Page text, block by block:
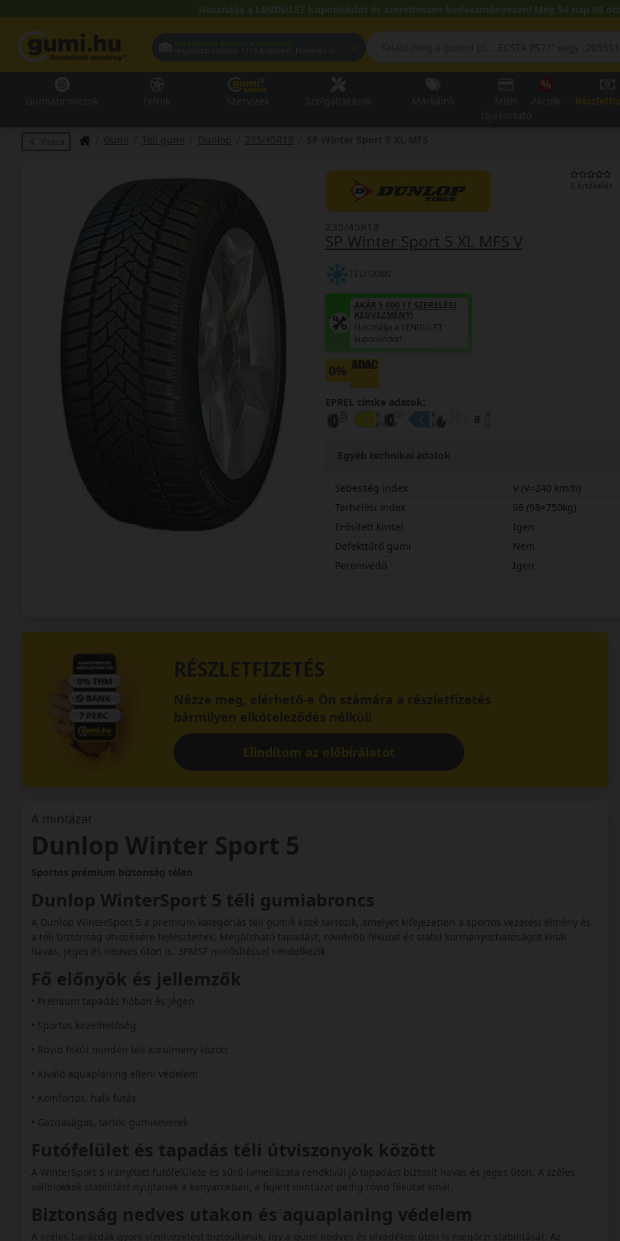
Használja a LENDÜLET kuponkódot és szereltessen kedvezményesen! Még 54 nap 06
Vissza Gumi Téli gumi Dunlop 235/45R18
0 értékelés
SP Winter Sport 5 XL MFS V
235/45R18
TÉLI GUMI
AKÁR 5.000 FT SZERELÉSI
KEDVEZMÉNY!
Használja a LENDÜLET
kuponkódot!
0%
EPREL cimke adatok:
Egyéb technikai adatok
Sebesség index
V (V=240 km/h)
Terhelési index
98 (98=750kg)
Erősített kivitel
Igen
Defekttűrő gumi
Nem
Peremvédő
Igen
RÉSZLETFIZETÉS
Nézze meg, elérhető-e Ön számára a részletfizetés
bármilyen elköteleződés nélkül!
Elindítom az előbírálatot
A mintázat
Dunlop Winter Sport 5
Sportos prémium biztonság télen
Dunlop WinterSport 5 téli gumiabroncs
A Dunlop WinterSport 5 a prémium kategóriás téli gumik közé tartozik, amelyet kifejezetten a sportos vezetési élmény és
a téli biztonság ötvözésére fejlesztettek. Megbízható tapadást, rövidebb fékutat és stabil kormányozhatóságot kínál
havas, jeges és nedves úton is. 3PMSF minősítéssel rendelkezik.
Fő előnyök és jellemzők
• Prémium tapadás hóban és jégen
• Sportos kezelhetőség
• Rövid fékút minden téli körülmény között
• Kiváló aquaplaning elleni védelem
• Komfortos, halk futás
• Gazdaságos, tartós gumikeverék
Futófelület és tapadás téli útviszonyok között
A WinterSport 5 irányított futófelülete és sűrű lamellázata rendkívül jó tapadást biztosít havas és jeges úton. A széles
vállblokkok stabilitást nyújtanak a kanyarokban, a fejlett mintázat pedig rövid fékutat kínál.
Biztonság nedves utakon és aquaplaning védelem
A széles barázdák gyors vízelvezetést biztosítanak, így a gumi nedves és olvadékos úton is megőrzi stabilitását. Az